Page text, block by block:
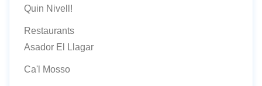
Quin Nivell!
Restaurants
Asador El Llagar
Ca'l Mosso